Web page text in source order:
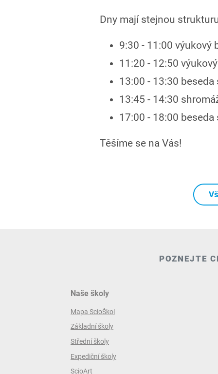
Dny mají stejnou
9:30 - 11:00 výukový
11:20 - 12:50
13:00 - 13:30
13:45 - 14:30
17:00 - 18:00 beseda
Těšíme se na Vás!
POZNEJTE
Naše školy
Mapa ScioŠkol
Základní školy
Střední školy
Expediční školy
ScioArt